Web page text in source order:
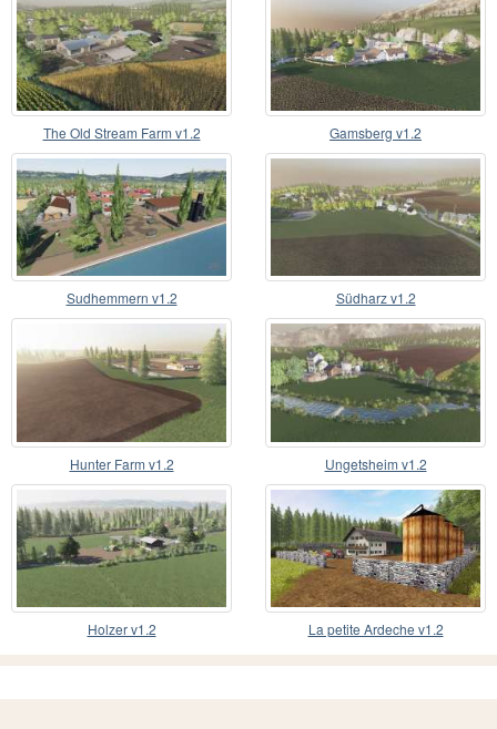
The Old Stream Farm v1.2 Gamsberg v1.2
Sudhemmern v1.2 Südharz v1.2
Hunter Farm v1.2 Ungetsheim v1.2
Holzer v1.2 La petite Ardeche v1.2